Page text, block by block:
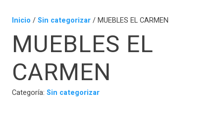
Inicio /Sin categorizar/ MUEBLES EL CARMEN
MUEBLES EL
CARMEN
Categoría: Sin categorizar